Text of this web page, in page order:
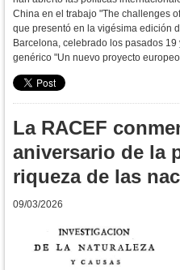
China en el trabajo "The challenges
que presentó en la vigésima edición
Barcelona, celebrado los pasados
genérico "Un nuevo proyecto
La RACEF
aniversario de la
riqueza de las
09/03/2026